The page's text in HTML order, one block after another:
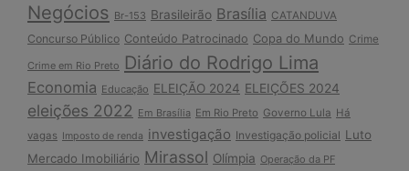
Negócios Br-153 Brasileirão Brasília CATANDUVA
Concurso Público Conteúdo Patrocinado Copa do Mundo Crime
Crime em Rio Preto Diário do Rodrigo Lima
Economia Educação ELEIÇÃO 2024 ELEIÇÕES 2024
eleições 2022 Em Brasília Em Rio Preto Governo Lula Há
vagas Imposto de renda investigação Investigação policial Luto
Mercado Imobiliário Mirassol Olímpia Operação da PF